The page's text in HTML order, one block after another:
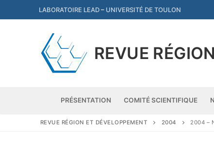
au
LABORATOIRE LEAD– UNIVERSITÉ DE TOULON
REVUE
PRÉSENTATION COMITÉ SCIENTIFIQUE
REVUE RÉGION ET DÉVELOPPEMENT 2004 2004 –